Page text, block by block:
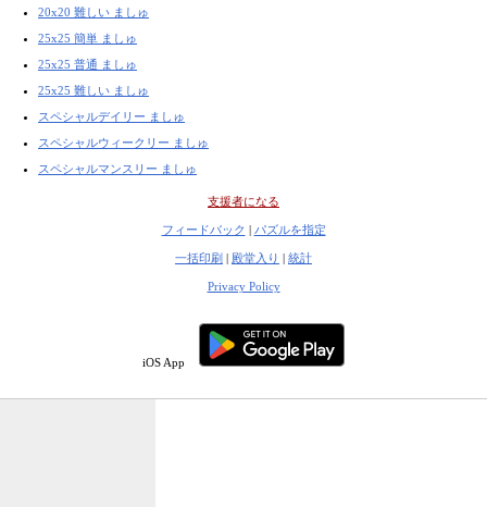
20x20 難しい ましゅ
25x25 簡単 ましゅ
25x25 普通 ましゅ
25x25 難しい ましゅ
スペシャルデイリー ましゅ
スペシャルウィークリー ましゅ
スペシャルマンスリー ましゅ
支援者になる
フィードバック | パズルを指定
一括印刷 | 殿堂入り | 統計
Privacy Policy
iOS App